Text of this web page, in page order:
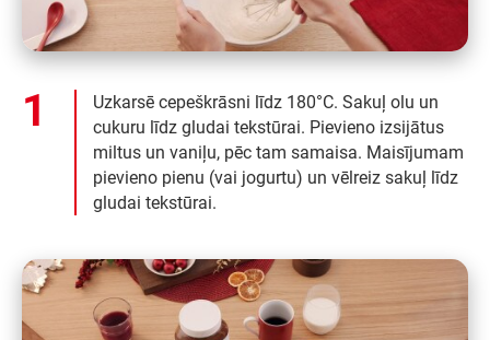
Uzkarsē cepeškrāsni līdz 180°C. Sakuļ olu un
cukuru līdz gludai tekstūrai. Pievieno izsijātus
miltus un vaniļu, pēc tam samaisa. Maisījumam
pievieno pienu (vai jogurtu) un vēlreiz sakuļ līdz
gludai tekstūrai.